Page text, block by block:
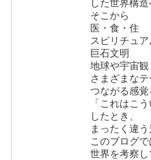
した世界構造
そこから
医・食・住
スピリチュア
巨石文明
地球や宇宙観
さまざまな
つながる感覚
「これはこ
したとき、
まったく違う
このブログ
世界を考察し